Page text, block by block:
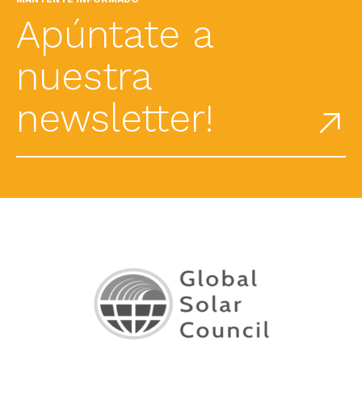
Apúntate a
nuestra
newsletter!